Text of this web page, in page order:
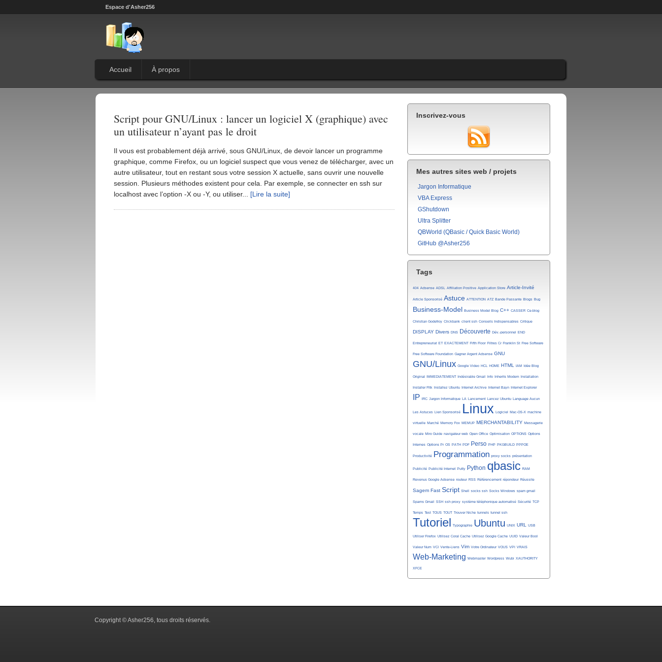
Espace d'Asher256
Accueil À propos
Script pour GNU/Linux : lancer un logiciel X (graphique) avec
un utilisateur n’ayant pas le droit
Il vous est probablement déjà arrivé, sous GNU/Linux, de devoir lancer un programme
graphique, comme Firefox, ou un logiciel suspect que vous venez de télécharger, avec un
autre utilisateur, tout en restant sous votre session X actuelle, sans ouvrir une nouvelle
session. Plusieurs méthodes existent pour cela. Par exemple, se connecter en ssh sur
localhost avec l’option -X ou -Y, ou utiliser... [Lire la suite]
Inscrivez-vous
Mes autres sites web / projets
Jargon Informatique
VBA Express
GShutdown
Ultra Splitter
QBWorld (QBasic / Quick Basic World)
GitHub @Asher256
Tags
404 Adsense ADSL Affiliation Positive Application Store Article-Invité
Article Sponsorisé Astuce ATTENTION ATZ Bande Passante Blogs Bug
Business-Model Business Model Blog C++ CASSER Ce-blog
Christian Godefroy Clickbank client ssh Conseils Indispensables Critique
DISPLAY Divers DNS Découverte Dév.-personnel END
Entrepreneuriat ET EXACTEMENT Fifth Floor Filtres Cr Franklin St Free Software
Free Software Foundation Gagner Argent Adsense GNU
GNU/Linux Google Video HCL HOME HTML IAM Idée Blog
Original IMMEDIATEMENT Indésirable Gmail Info Inherits Modem Installation
Installer Fltk Installez Ubuntu Internet Archive Internet Bayn Internet Explorer
IP IRC Jargon Informatique LA Lancement Lancez Ubuntu Language Aucun
Les Astuces Lien Sponsorisé Linux Logiciel Mac-OS-X machine
virtuelle Marché Memory Fox MEMUP MERCHANTABILITY Messagerie
vocale Miro Guide navigateur web Open Office Optimisation OPTIONS Options
Internes Options Pr OS PATH PDF Perso PHP PKGBUILD PPPOE
Productivité Programmation proxy socks présentation
Publicité Publicité Internet Putty Python qbasic RAM
Revenus Google Adsense routeur RSS Référencement répondeur Réussite
Sagem Fast Script Shell socks ssh Socks Windows spam gmail
Spams Gmail SSH ssh proxy système téléphonique automatisé Sécurité TCP
Temps Test TOUS TOUT Trouver Niche tunnels tunnel ssh
Tutoriel Typographie Ubuntu UNIX URL USB
Utiliser Firefox Utilisez Coral Cache Utilisez Google Cache UUID Valeur Bool
Valeur Num VCI Vente-Liens Vim Votre Ordinateur VOUS VPI VRAIS
Web-Marketing Webmaster Wordpress Wubi XAUTHORITY
XFCE
Copyright © Asher256, tous droits réservés.